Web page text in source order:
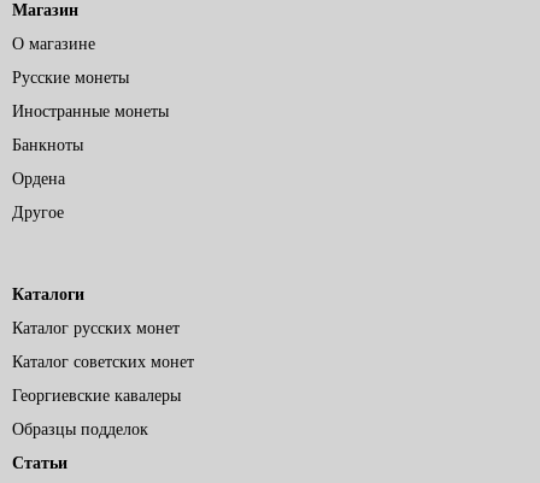
Магазин
О магазине
Русские монеты
Иностранные монеты
Банкноты
Ордена
Другое
Каталоги
Каталог русских монет
Каталог советских монет
Георгиевские кавалеры
Образцы подделок
Статьи